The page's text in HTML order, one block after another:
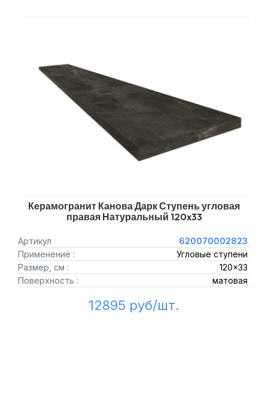
Керамогранит Канова Дарк Ступень угловая
правая Натуральный 120x33
Артикул
620070002823
Применение :
Угловые ступени
Размер, см :
120x33
Поверхность :
матовая
12895 руб/шт.